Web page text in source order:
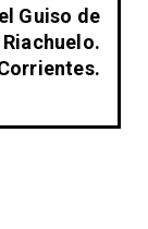
Guiso de